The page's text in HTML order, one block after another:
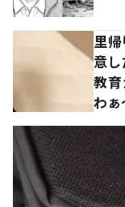
里
意し
教育
わぁ